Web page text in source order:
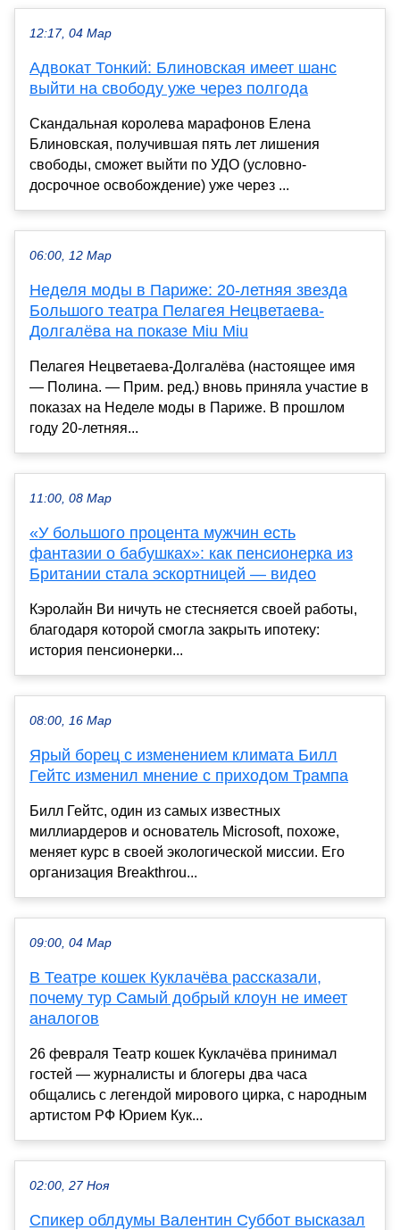
12:17, 04 Мар
Адвокат Тонкий: Блиновская имеет шанс
выйти на свободу уже через полгода
Скандальная королева марафонов Елена
Блиновская, получившая пять лет лишения
свободы, сможет выйти по УДО (условно-
досрочное освобождение) уже через ...
06:00, 12 Мар
Неделя моды в Париже: 20-летняя звезда
Большого театра Пелагея Нецветаева-
Долгалёва на показе Miu Miu
Пелагея Нецветаева-Долгалёва (настоящее имя
— Полина. — Прим. ред.) вновь приняла участие в
показах на Неделе моды в Париже. В прошлом
году 20-летняя...
11:00, 08 Мар
«У большого процента мужчин есть
фантазии о бабушках»: как пенсионерка из
Британии стала эскортницей — видео
Кэролайн Ви ничуть не стесняется своей работы,
благодаря которой смогла закрыть ипотеку:
история пенсионерки...
08:00, 16 Мар
Ярый борец с изменением климата Билл
Гейтс изменил мнение с приходом Трампа
Билл Гейтс, один из самых известных
миллиардеров и основатель Microsoft, похоже,
меняет курс в своей экологической миссии. Его
организация Breakthrou...
09:00, 04 Мар
В Театре кошек Куклачёва рассказали,
почему тур Самый добрый клоун не имеет
аналогов
26 февраля Театр кошек Куклачёва принимал
гостей — журналисты и блогеры два часа
общались с легендой мирового цирка, с народным
артистом РФ Юрием Кук...
02:00, 27 Ноя
Спикер облдумы Валентин Суббот высказал